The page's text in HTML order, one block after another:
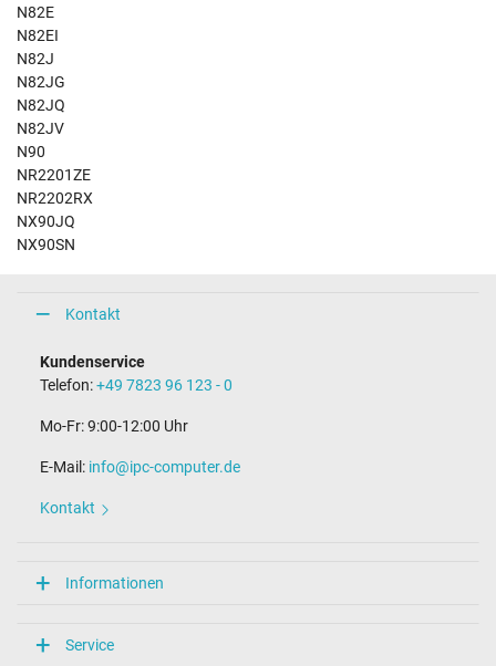
N82E
N82EI
N82J
N82JG
N82JQ
N82JV
N90
NR2201ZE
NR2202RX
NX90JQ
NX90SN
Kontakt
Kundenservice
Telefon:+49 7823 96 123 - 0
Mo-Fr: 9:00-12:00 Uhr
E-Mail: info@ipc-computer.de
Kontakt
Informationen
Service